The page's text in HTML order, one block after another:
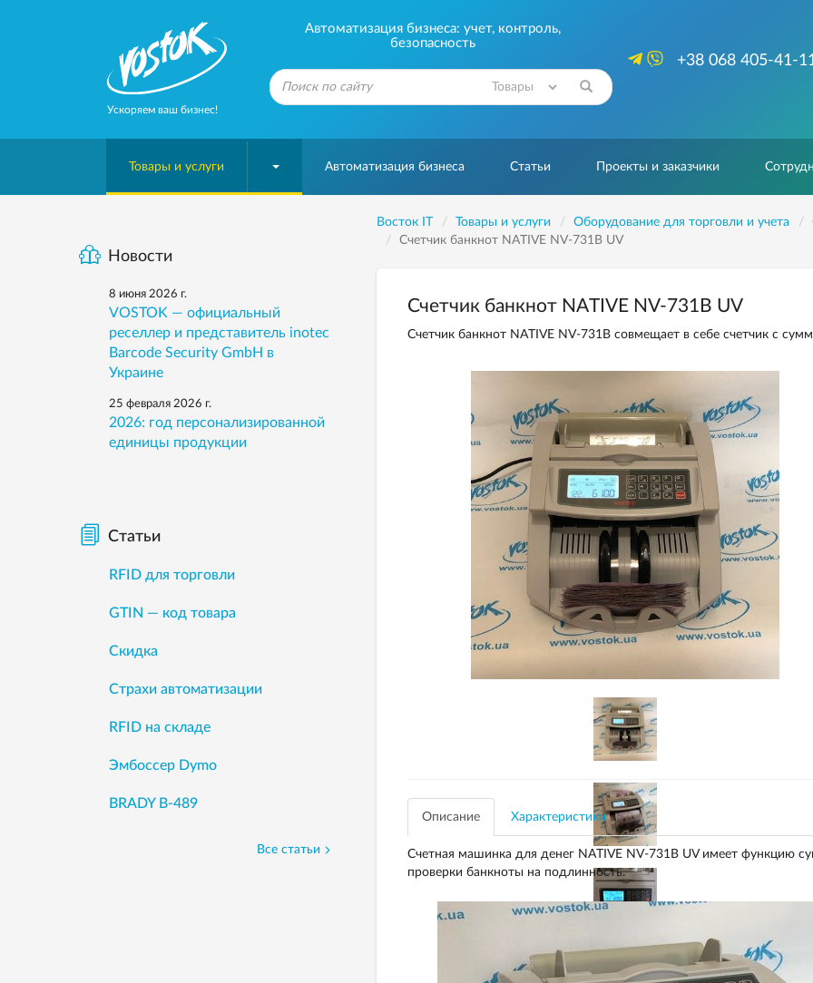
Ускоряем ваш бизнес!
Автоматизация бизнеса: учет, контроль,
безопасность
+38 068 405-41-
Товары и услуги Автоматизация бизнеса Статьи Проекты и заказчики
Восток IT Товары и услуги Оборудование для торговли и учета
Счетчик банкнот NATIVE NV-731B UV
Счетчик банкнот NATIVE NV-731B UV
Счетчик банкнот NATIVE NV-731B совмещает в себе счетчик с
Описание Характеристики
Счетная машинка для денег NATIVE NV-731B UV имеет функцию
проверки банкноты на подлинность.
Новости
8 июня 2026 г.
VOSTOK — официальный
реселлер и представитель inotec
Barcode Security GmbH в
Украине
25 февраля 2026 г.
2026: год персонализированной
единицы продукции
Статьи
RFID для торговли
GTIN — код товара
Скидка
Страхи автоматизации
RFID на складе
Эмбоссер Dymo
BRADY B-489
Все статьи